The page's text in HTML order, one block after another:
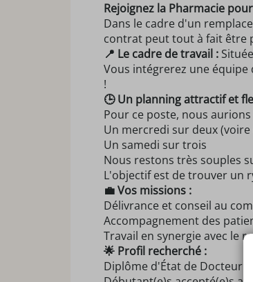
Rejoignez la Pharmacie
Dans le cadre d'un
contrat peut tout à fait être
📍 Le cadre de travail :
Vous intégrerez une
!
🕒 Un planning attractif et
Pour ce poste, nous
Un mercredi sur deux
Un samedi sur trois
Nous restons très souples
L'objectif est de trouver un
💼 Vos missions :
Délivrance et conseil au
Accompagnement des
Travail en synergie avec le
🌟 Profil recherché :
Diplôme d'État de Docteur